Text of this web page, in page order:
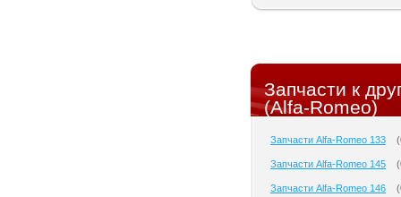
Запчасти к
(Alfa-Romeo)
Запчасти Alfa-Romeo 133 (
Запчасти Alfa-Romeo 145 (
Запчасти Alfa-Romeo 146 (